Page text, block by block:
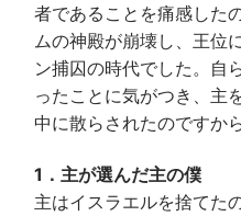
者であることを痛感した
ムの神殿が崩壊し、王位
ン捕囚の時代でした。自
ったことに気がつき、主
中に散らされたのですから
1．主が選んだ主の僕
主はイスラエルを捨てた